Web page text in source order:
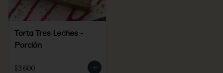
Torta Tres Leches -
Porción
$3.600